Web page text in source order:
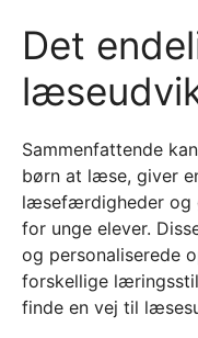
Det
Sammenfattende
børn at læse, giver
læsefærdigheder
for unge elever.
og personaliserede
forskellige
finde en vej til